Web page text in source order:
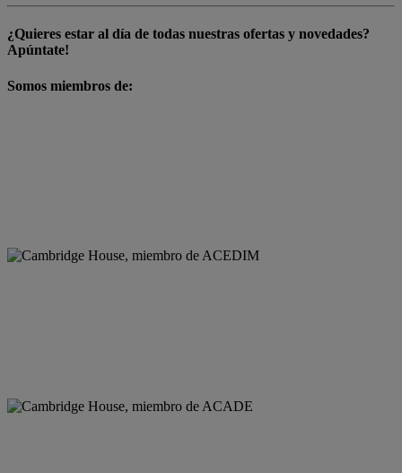
¿Quieres estar al día de todas nuestras ofertas y novedades?
Apúntate!
Somos miembros de: